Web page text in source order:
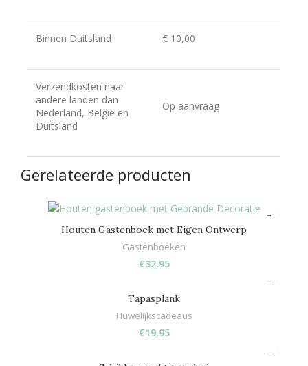
Binnen Duitsland € 10,00
Verzendkosten naar
andere landen dan
Nederland, België en
Duitsland
Op aanvraag
Gerelateerde producten
Houten Gastenboek met Eigen Ontwerp
Gastenboeken
€32,95
Tapasplank
Huwelijkscadeaus
€19,95